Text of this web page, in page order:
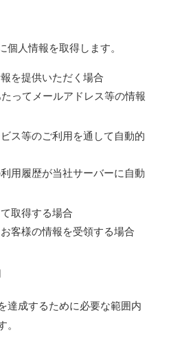
個人情報を取得します。
を提供いただく場合
たってメールアドレス等の情報
ス等のご利用を通して自動的
用履歴が当社サーバーに自動
取得する場合
客様の情報を受領する場合
達成するために必要な範囲内
。